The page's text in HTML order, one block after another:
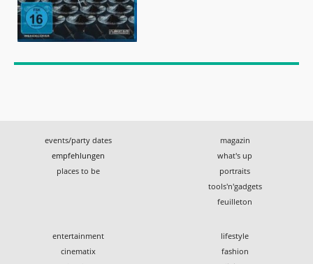
events/party dates
empfehlungen
places to be
magazin
what's up
portraits
tools'n'gadgets
feuilleton
entertainment
cinematix
lifestyle
fashion